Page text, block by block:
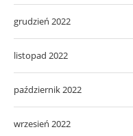
grudzień 2022
listopad 2022
październik 2022
wrzesień 2022